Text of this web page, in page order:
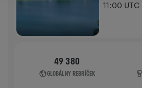
11:00 UTC
49 380
GLOBÁLNY REBRÍČEK